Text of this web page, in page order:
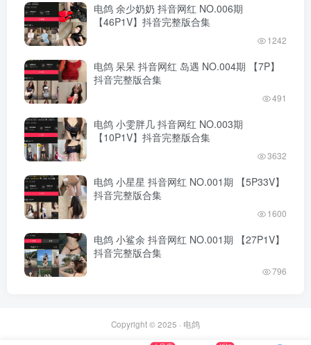
电鸽 余少奶奶 抖音网红 NO.006期
【46P1V】抖音完整版合集
1242
电鸽 呆呆 抖音网红 岛遇 NO.004期 【7P】
抖音完整版合集
491
电鸽 小雯胖几 抖音网红 NO.003期
【10P1V】抖音完整版合集
3632
电鸽 小星星 抖音网红 NO.001期 【5P33V】
抖音完整版合集
1600
电鸽 小鲨余 抖音网红 NO.001期 【27P1V】
抖音完整版合集
796
Copyright © 2025 · 电鸽